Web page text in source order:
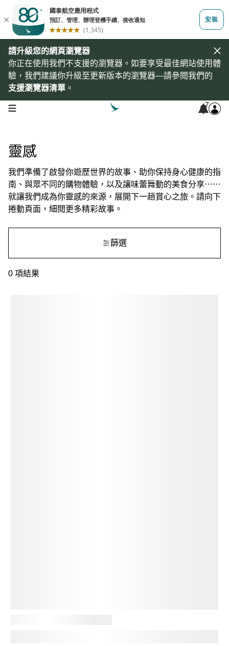
請升級您的網頁瀏覽器
你正在使用我們不支援的瀏覽器。如要享受最佳網站使用體
驗，我們建議你升級至更新版本的瀏覽器—請參閱我們的
支援瀏覽器清單 。
open navigation menu 7
靈感
我們準備了啟發你遊歷世界的故事、助你保持身心健康的指
南、與眾不同的購物體驗，以及讓味蕾舞動的美食分享⋯⋯
就讓我們成為你靈感的來源，展開下一趟賞心之旅。請向下
捲動頁面，細閱更多精彩故事。
篩選
0 項結果